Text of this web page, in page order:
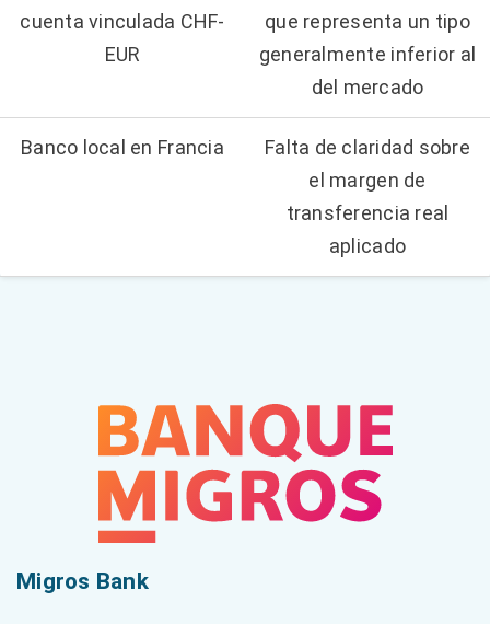
cuenta vinculada CHF-
EUR
que representa un tipo
generalmente inferior al
del mercado
Banco local en Francia
Falta de claridad sobre
el margen de
transferencia real
aplicado
Migros Bank